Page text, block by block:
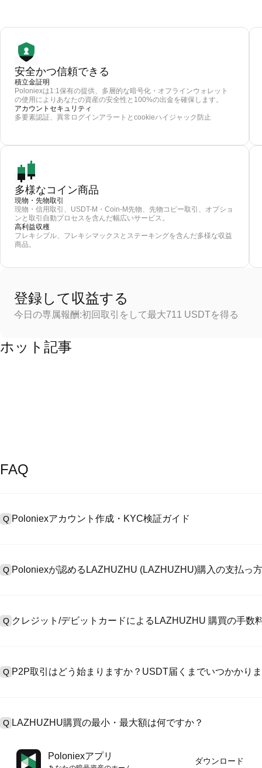
安全かつ信頼できる
積立金証明
Poloniexは1:1保有の提供、多層的な暗号化・オフラインウォレット
の使用によりあなたの資産の安全性と100%の出金を確保します。
アカウントセキュリティ
多要素認証、異常ログインアラートとcookieハイジャック防止
多様なコイン商品
現物・先物取引
現物・信用取引、USDT-M・Coin-M先物、先物コピー取引、オプショ
ンと取引自動プロセスを含んだ幅広いサービス。
高利益収穫
フレキシブル、フレキシマックスとステーキングを含んだ多様な収益
商品。
登録して収益する
今日の専属報酬:初回取引をして最大711 USDTを得る
ホット記事
FAQ
Q Poloniexアカウント作成・KYC検証ガイド
>「安全性」へ有効ID証明をアップし、自撮りしてKYC検証を完成
Q Poloniexが認めるLAZHUZHU (LAZHUZHU)購入の支払っ
入金）（プロセス1～3営業日かかる）;4）$100,000超えた大額売
Q クレジット/デビットカードによるLAZHUZHU 購買の手数
には基準現物取引手数料（0.05%まで低く）が必要です。
Q P2P取引はどう始まりますか？USDT届くまでいつかかり
第に、決済は通常15分～2時間かかります。
Q LAZHUZHU購買の最小・最大額は何ですか？
最小・最大制限額は支払方法とあなたの検証レベル次第です。ク
最大額は提供側次第です。大部のP2P売手はわずかの$10の最小
Poloniexアプリ ダウンロード